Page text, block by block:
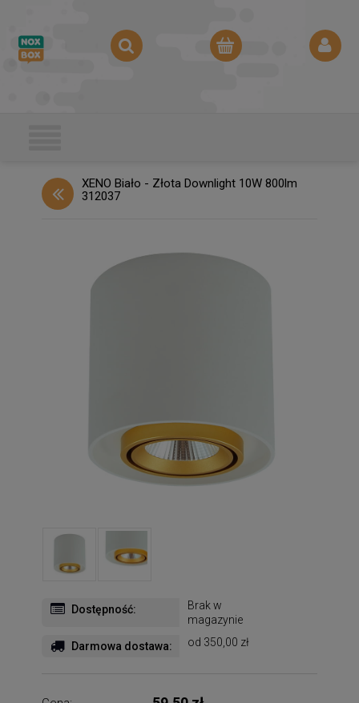
XENO Biało - Złota Downlight 10W 800lm
312037
Dostępność:
Brak w
magazynie
Darmowa dostawa: od 350,00 zł